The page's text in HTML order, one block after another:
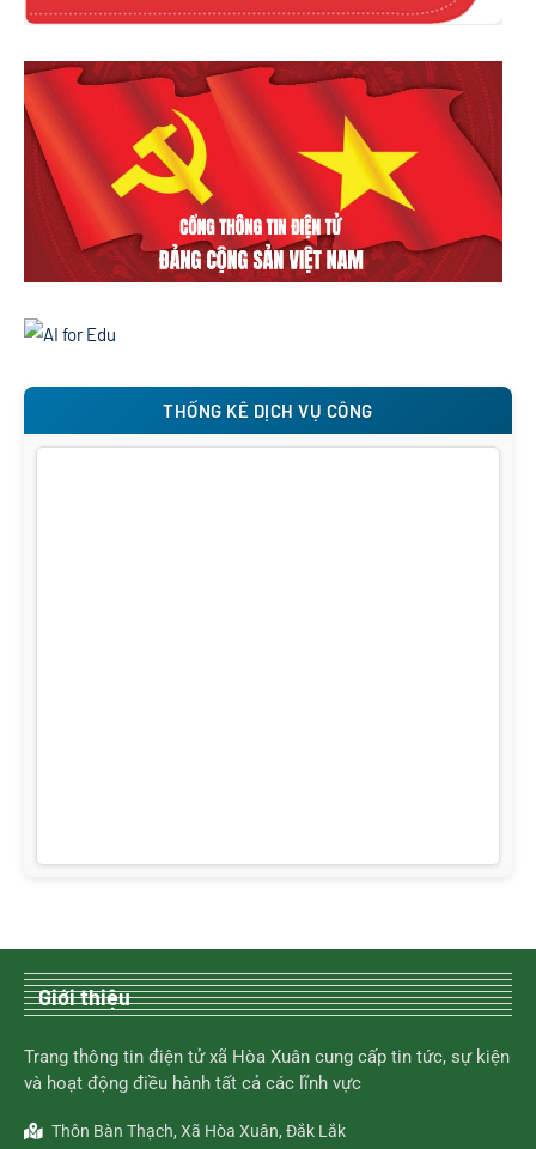
THỐNG KÊ DỊCH VỤ CÔNG
Giới thiệu
Trang thông tin điện tử xã Hòa Xuân cung cấp tin tức, sự kiện
và hoạt động điều hành tất cả các lĩnh vực
Thôn Bàn Thạch, Xã Hòa Xuân, Đắk Lắk